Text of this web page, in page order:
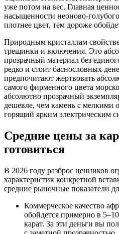
уже потом на вес. Главная
насыщенности неоново-
плотнее цвет, тем дороже
Природным кристаллам
трещинки и включения. Это
прозрачный материал без
редко и стоит баснословных
предпочитают жертвовать
самого фирменного цвета
абсолютно прозрачный
дешевле, чем камень с мелкими
горящий ярким электрическим
Средние цены за
готовиться
В 2026 году разброс ценников
характеристик конкретной
средние рыночные показатели
Коммерческое качество
обойдется примерно в
карат. За эти деньги вы